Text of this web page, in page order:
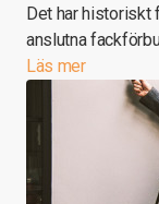
Det har historiskt
anslutna
Läs mer